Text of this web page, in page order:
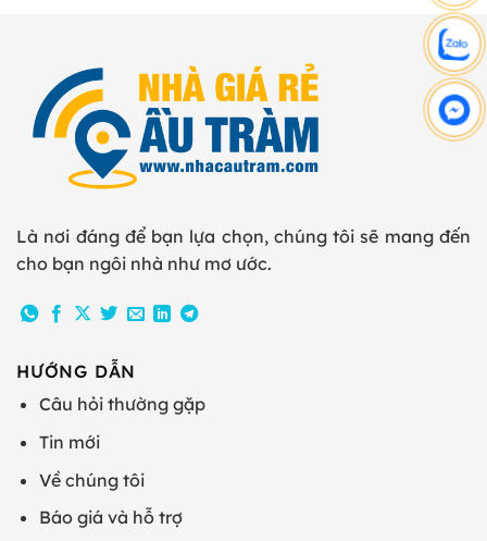
Là nơi đáng để bạn lựa chọn, chúng tôi sẽ mang đến
cho bạn ngôi nhà như mơ ước.
HƯỚNG DẪN
Câu hỏi thường gặp
Tin mới
Về chúng tôi
Báo giá và hỗ trợ